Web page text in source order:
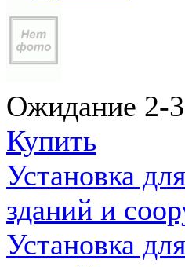
Ожидание 2-
Купить
Установка
зданий и
Установка